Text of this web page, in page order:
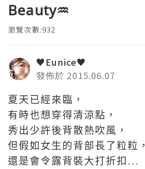
Beauty♒
瀏覽次數:932
♥Eunice♥
發佈於 2015.06.07
夏天已經來臨，
有時也想穿得清涼點，
秀出少許後背散熱吹風，
但假如女生的背部長了粒粒，
還是會令露背裝大打折扣...